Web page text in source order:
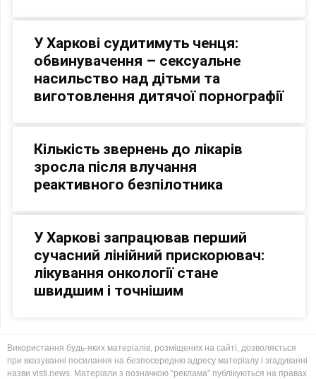
У Харкові судитимуть ченця:
обвинувачення – сексуальне
насильство над дітьми та
виготовлення дитячої порнографії
Кількість звернень до лікарів
зросла після влучання
реактивного безпілотника
У Харкові запрацював перший
сучасний лінійний прискорювач:
лікування онкології стане
швидшим і точнішим
Використання будь-яких матеріалів, розміщених на сайті, дозволяється
при вказуванні посилання на безпосередню адресу матеріалу і згадуванні
назви visti.news. Матеріали з позначкою “реклама” публікуються на правах